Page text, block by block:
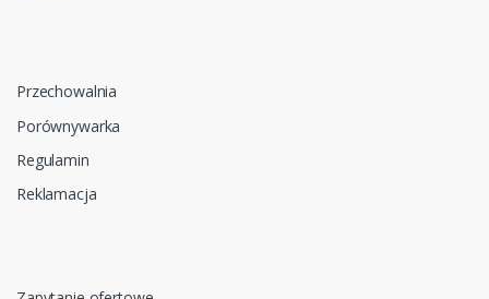
Przechowalnia
Porównywarka
Regulamin
Reklamacja